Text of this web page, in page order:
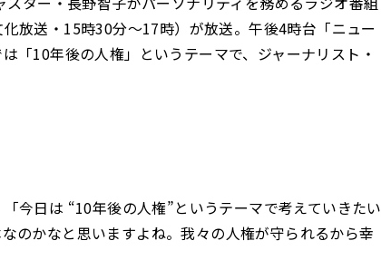
化放送・15時30分～17時）が放送。午後4時台「ニュー
「10年後の人権」というテーマで、ジャーナリスト・
「今日は “10年後の人権”というテーマで考えていきたい
のかなと思いますよね。我々の人権が守られるから幸